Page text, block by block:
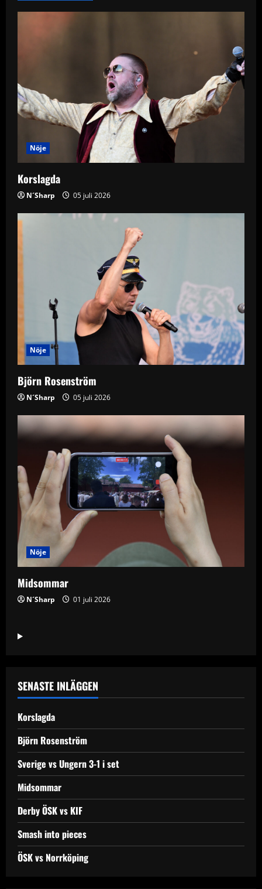
a
t
o
n
Nöje
Korslagda
N´Sharp 05 juli 2026
Nöje
Björn Rosenström
N´Sharp 05 juli 2026
Nöje
Midsommar
N´Sharp 01 juli 2026
SENASTE INLÄGGEN
Korslagda
Björn Rosenström
Sverige vs Ungern 3-1 i set
Midsommar
Derby ÖSK vs KIF
Smash into pieces
ÖSK vs Norrköping